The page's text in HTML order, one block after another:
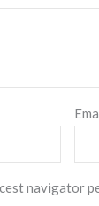
navigator